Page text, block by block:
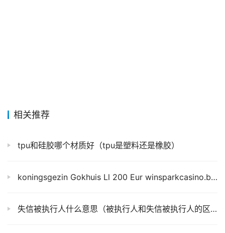
相关推荐
tpu和硅胶哪个材质好（tpu是塑料还是橡胶）
koningsgezin Gokhuis Ll 200 Eur winsparkcasino.be Gratis Inzet + Gelijk Nieuwe Bijnaam
失信被执行人什么意思（被执行人和失信被执行人的区别是什么）